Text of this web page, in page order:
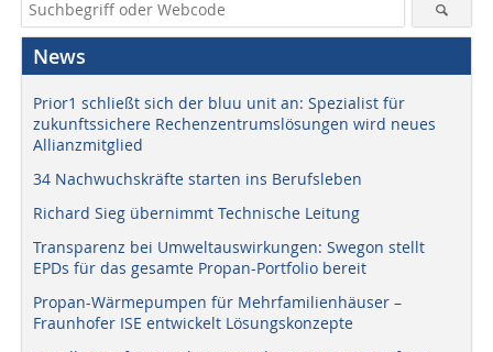
News
Prior1 schließt sich der bluu unit an: Spezialist für
zukunftssichere Rechenzentrumslösungen wird neues
Allianzmitglied
34 Nachwuchskräfte starten ins Berufsleben
Richard Sieg übernimmt Technische Leitung
Transparenz bei Umweltauswirkungen: Swegon stellt
EPDs für das gesamte Propan-Portfolio bereit
Propan-Wärmepumpen für Mehrfamilienhäuser –
Fraunhofer ISE entwickelt Lösungskonzepte